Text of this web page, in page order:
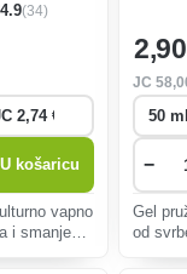
4.9(34)
U košaricu
vapno
i smanjenje
2
JC 58
−
Gel
od